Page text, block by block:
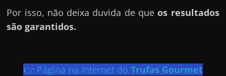
a
r
Por isso, não deixa duvida de queos resultados
são garantidos.
👉 Página na Internet do Trufas Gourmet